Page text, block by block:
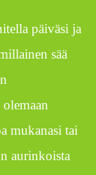
päiväsi ja
sää
mukanasi tai
aurinkoista